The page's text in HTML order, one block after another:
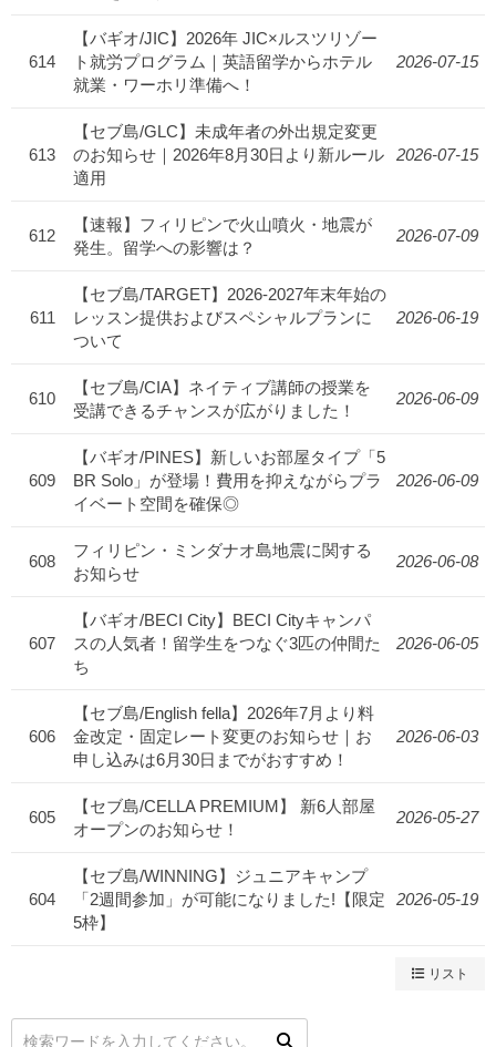
614
【バギオ/JIC】2026年 JIC×ルスツリゾー
ト就労プログラム｜英語留学からホテル
就業・ワーホリ準備へ！
2026-07-15
613
【セブ島/GLC】未成年者の外出規定変更
のお知らせ｜2026年8月30日より新ルール
適用
2026-07-15
612
【速報】フィリピンで火山噴火・地震が
発生。留学への影響は？
2026-07-09
611
【セブ島/TARGET】2026-2027年末年始の
レッスン提供およびスペシャルプランに
ついて
2026-06-19
610
【セブ島/CIA】ネイティブ講師の授業を
受講できるチャンスが広がりました！
2026-06-09
609
【バギオ/PINES】新しいお部屋タイプ「5
BR Solo」が登場！費用を抑えながらプラ
イベート空間を確保◎
2026-06-09
608
フィリピン・ミンダナオ島地震に関する
お知らせ
2026-06-08
607
【バギオ/BECI City】BECI Cityキャンパ
スの人気者！留学生をつなぐ3匹の仲間た
ち
2026-06-05
606
【セブ島/English fella】2026年7月より料
金改定・固定レート変更のお知らせ｜お
申し込みは6月30日までがおすすめ！
2026-06-03
605
【セブ島/CELLA PREMIUM】 新6人部屋
オープンのお知らせ！
2026-05-27
604
【セブ島/WINNING】ジュニアキャンプ
「2週間参加」が可能になりました!【限定
5枠】
2026-05-19
リスト